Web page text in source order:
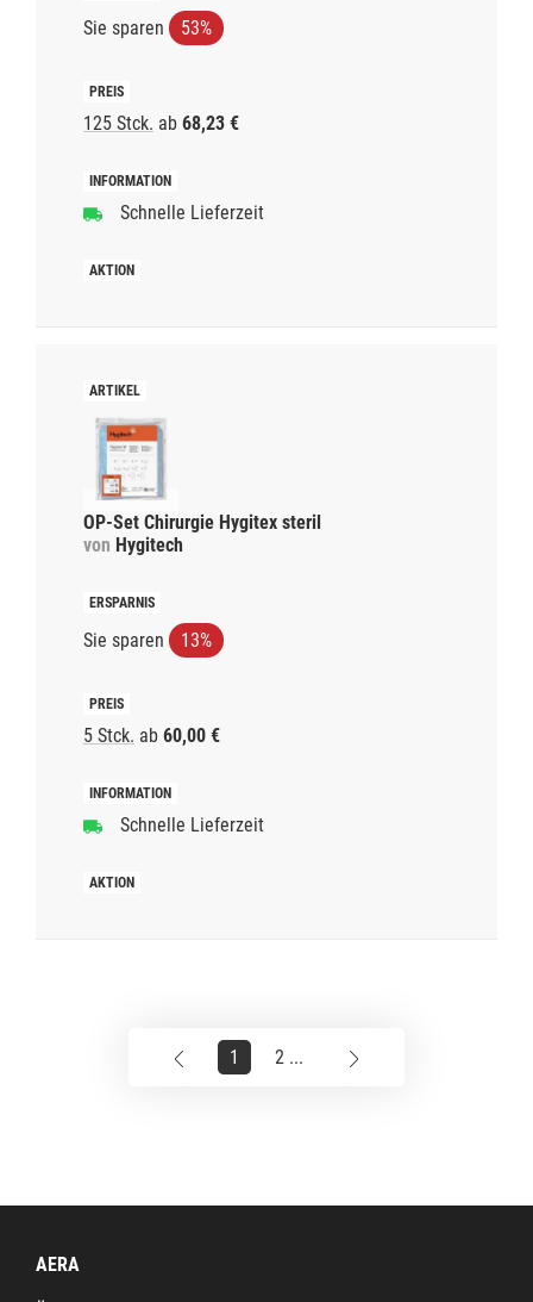
Sie sparen 53%
125 Stck. ab 68,23 €
Schnelle Lieferzeit
OP-Set Chirurgie Hygitex steril
von Hygitech
Sie sparen 13%
5 Stck. ab 60,00 €
Schnelle Lieferzeit
1 2 ...
AERA